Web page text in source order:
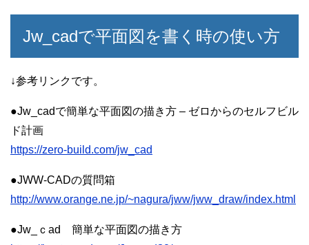
Jw_cadで平面図を書く時の使い方
↓参考リンクです。
●Jw_cadで簡単な平面図の描き方 – ゼロからのセルフビル
ド計画
https://zero-build.com/jw_cad
●JWW-CADの質問箱
http://www.orange.ne.jp/~nagura/jww/jww_draw/index.html
●Jw_ｃad 簡単な平面図の描き方